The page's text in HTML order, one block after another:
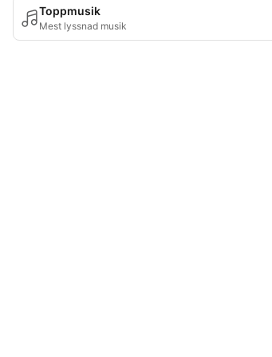
Toppmusik
Mest lyssnad musik